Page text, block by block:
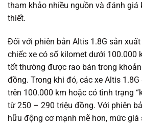
tham khảo nhiều nguồn và đánh giá
thiết.
Đối với phiên bản Altis 1.8G sản
chiếc xe có số kilomet dưới 100.000
tốt thường được rao bán trong
đồng. Trong khi đó, các xe Altis
trên 100.000 km hoặc có tình trạng
từ 250 – 290 triệu đồng. Với phiên
hữu động cơ mạnh mẽ hơn, mức giá